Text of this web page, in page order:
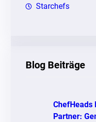
Starchefs
Blog Beiträge
ChefHeads
Partner: